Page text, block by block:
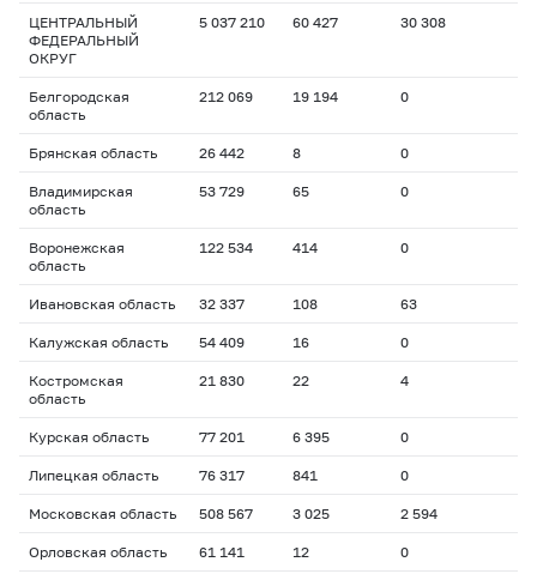
ЦЕНТРАЛЬНЫЙ
ФЕДЕРАЛЬНЫЙ
ОКРУГ
5 037 210 60 427 30 308
Белгородская
область
212 069 19 194 0
Брянская область 26 442 8 0
Владимирская
область
53 729 65 0
Воронежская
область
122 534 414 0
Ивановская область 32 337 108 63
Калужская область 54 409 16 0
Костромская
область
21 830 22 4
Курская область 77 201 6 395 0
Липецкая область 76 317 841 0
Московская область 508 567 3 025 2 594
Орловская область 61 141 12 0